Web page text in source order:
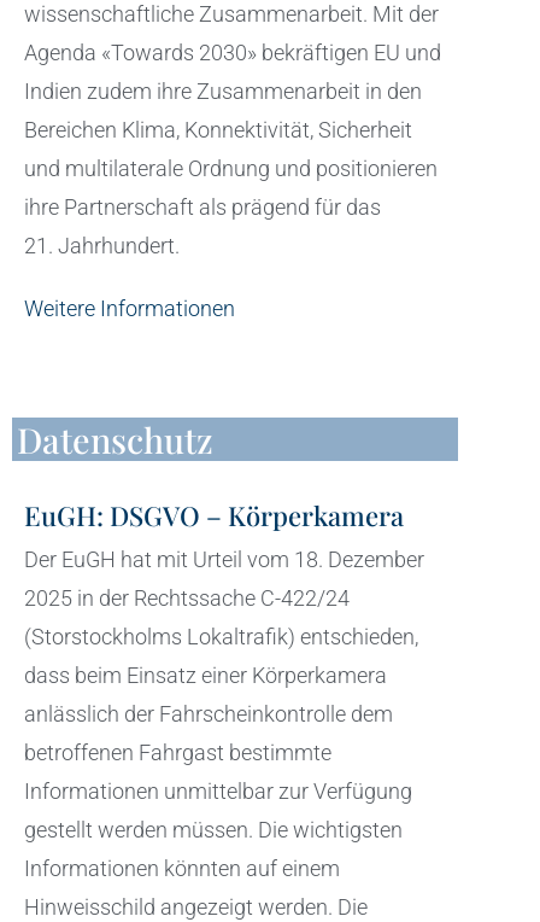
wissenschaftliche Zusammenarbeit. Mit der
Agenda «Towards 2030» bekräftigen EU und
Indien zudem ihre Zusammenarbeit in den
Bereichen Klima, Konnektivität, Sicherheit
und multilaterale Ordnung und positionieren
ihre Partnerschaft als prägend für das
21. Jahrhundert.
Weitere Informationen
Datenschutz
EuGH: DSGVO – Körperkamera
Der EuGH hat mit Urteil vom 18. Dezember
2025 in der Rechtssache C-422/24
(Storstockholms Lokaltrafik) entschieden,
dass beim Einsatz einer Körperkamera
anlässlich der Fahrscheinkontrolle dem
betroffenen Fahrgast bestimmte
Informationen unmittelbar zur Verfügung
gestellt werden müssen. Die wichtigsten
Informationen könnten auf einem
Hinweisschild angezeigt werden. Die